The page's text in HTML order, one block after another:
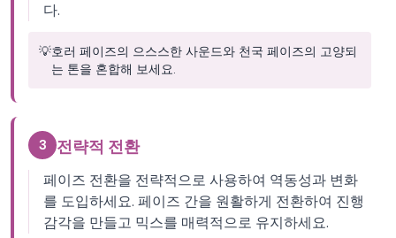
다.
💡호러 페이즈의 으스스한 사운드와 천국 페이즈의 고양되
는 톤을 혼합해 보세요.
3 전략적 전환
페이즈 전환을 전략적으로 사용하여 역동성과 변화
를 도입하세요. 페이즈 간을 원활하게 전환하여 진행
감각을 만들고 믹스를 매력적으로 유지하세요.